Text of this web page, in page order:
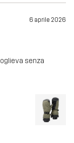
6 aprile 2026
senza